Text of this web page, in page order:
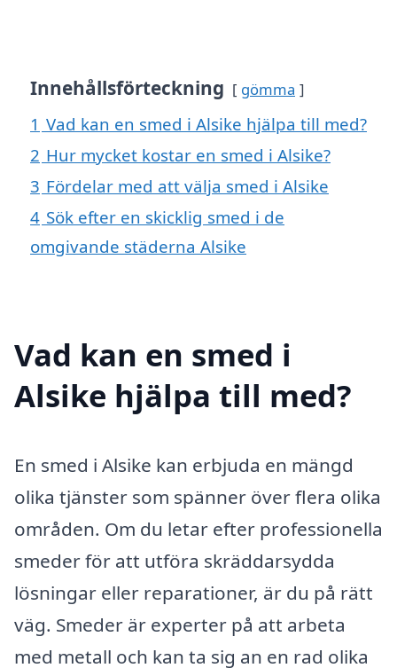
Innehållsförteckning gömma
1 Vad kan en smed i Alsike hjälpa till med?
2 Hur mycket kostar en smed i Alsike?
3 Fördelar med att välja smed i Alsike
4 Sök efter en skicklig smed i de
omgivande städerna Alsike
Vad kan en smed i
Alsike hjälpa till med?
En smed i Alsike kan erbjuda en mängd
olika tjänster som spänner över flera olika
områden. Om du letar efter professionella
smeder för att utföra skräddarsydda
lösningar eller reparationer, är du på rätt
väg. Smeder är experter på att arbeta
med metall och kan ta sig an en rad olika